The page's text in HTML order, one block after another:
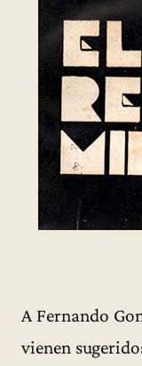
A Fernando
vienen